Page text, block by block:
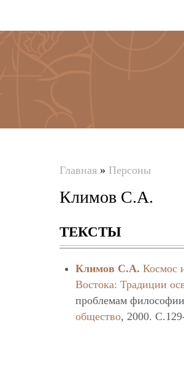
здесь
Главная » Персоны
Климов С.А.
ТЕКСТЫ
Климов С.А. Космос
Востока: Традиции
проблемам
общество, 2000.